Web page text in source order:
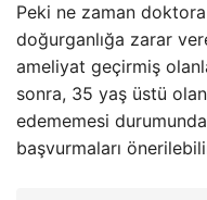
Peki ne zaman doktora
doğurganlığa zarar
ameliyat geçirmiş
sonra, 35 yaş üstü
edememesi
başvurmaları